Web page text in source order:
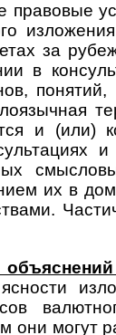
правовые
за
в
и (или)
их в
они могут